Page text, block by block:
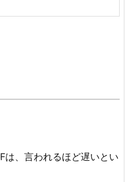
、言われるほど遅いとい